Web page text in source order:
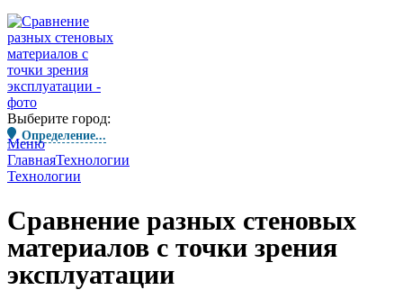
Выберите город:
Определение...
Меню
ГлавнаяТехнологии
Технологии
Сравнение разных стеновых
материалов с точки зрения
эксплуатации